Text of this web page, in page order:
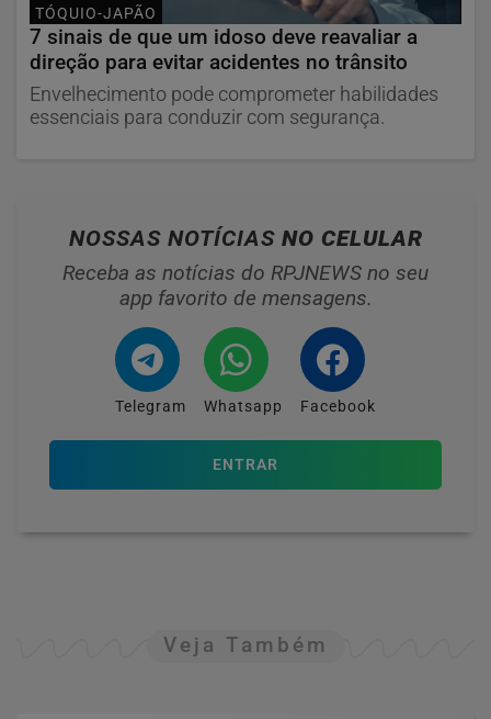
TÓQUIO-JAPÃO
7 sinais de que um idoso deve reavaliar a
direção para evitar acidentes no trânsito
Envelhecimento pode comprometer habilidades
essenciais para conduzir com segurança.
NOSSAS NOTÍCIAS NO CELULAR
Receba as notícias do RPJNEWS no seu
app favorito de mensagens.
Telegram Whatsapp Facebook
ENTRAR
Veja Também